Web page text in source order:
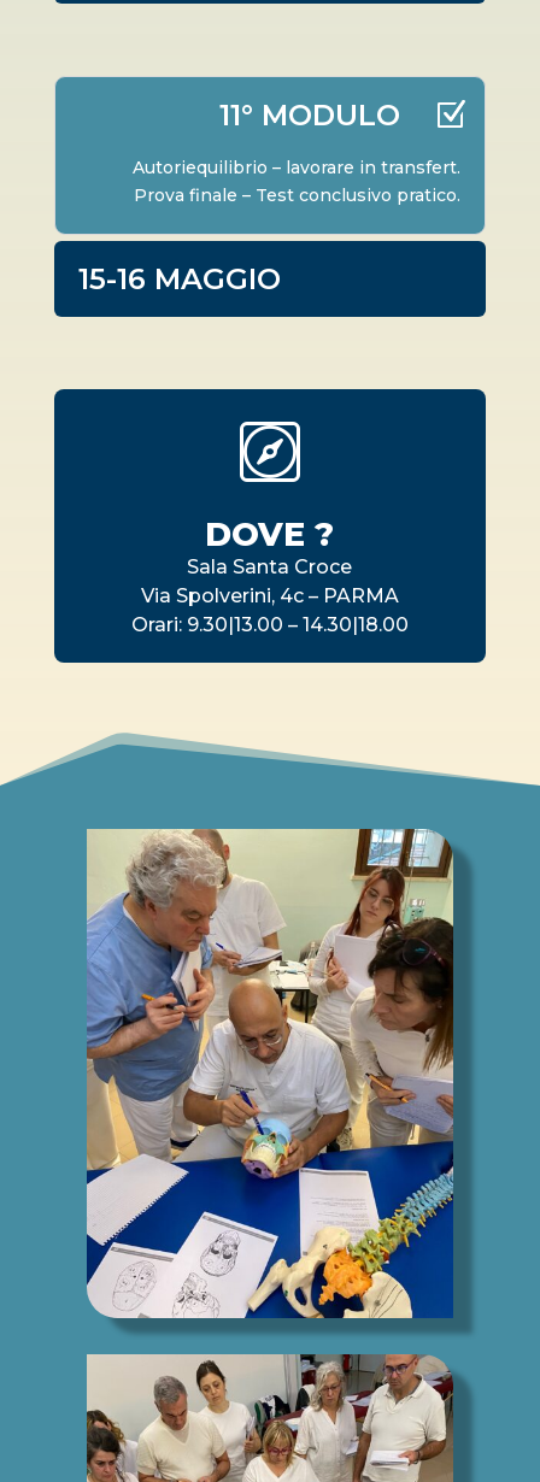
11° MODULO
Autoriequilibrio – lavorare in transfert.
Prova finale – Test conclusivo pratico.
15-16 MAGGIO

DOVE ?
Sala Santa Croce
Via Spolverini, 4c – PARMA
Orari: 9.30|13.00 – 14.30|18.00